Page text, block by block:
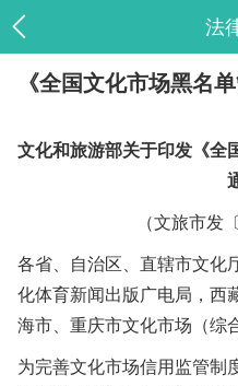
法
《全国文化市场黑名
文化和旅游部关于印发《全
（文旅市发
各省、自治区、直辖市文化
化体育新闻出版广电局，西
海市、重庆市文化市场（综
为完善文化市场信用监管制